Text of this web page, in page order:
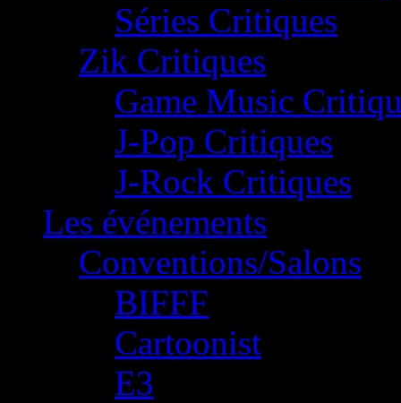
Séries Critiques
Zik Critiques
Game Music
J-Pop Critiques
J-Rock Critiques
Les événements
Conventions/Salons
BIFFF
Cartoonist
E3